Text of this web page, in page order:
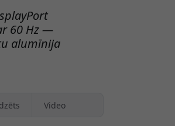
60 Hz —
alumīnija
Video